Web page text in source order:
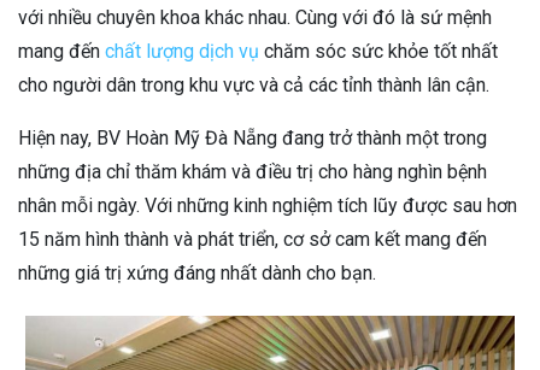
với nhiều chuyên khoa khác nhau. Cùng với đó là sứ mệnh
mang đến chất lượng dịch vụ chăm sóc sức khỏe tốt nhất
cho người dân trong khu vực và cả các tỉnh thành lân cận.
Hiện nay, BV Hoàn Mỹ Đà Nẵng đang trở thành một trong
những địa chỉ thăm khám và điều trị cho hàng nghìn bệnh
nhân mỗi ngày. Với những kinh nghiệm tích lũy được sau hơn
15 năm hình thành và phát triển, cơ sở cam kết mang đến
những giá trị xứng đáng nhất dành cho bạn.